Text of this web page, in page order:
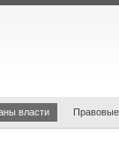
власти